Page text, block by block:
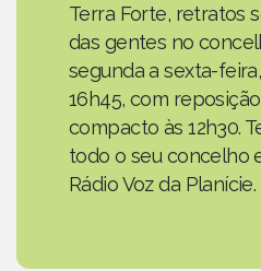
Terra Forte, retratos
das gentes no
segunda a sexta-
16h45, com
compacto às 12h30.
todo o seu concelho
Rádio Voz da Planície.